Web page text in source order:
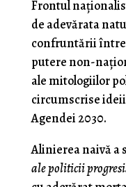
Frontul
de adevărata
confruntării între
putere non-
ale mitologiilor
circumscrise
Agendei 2030.
Alinierea naivă a
ale politicii